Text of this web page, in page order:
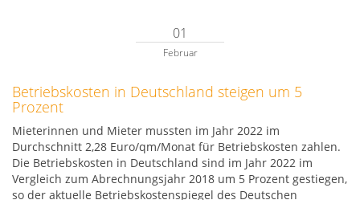
01
Februar
Betriebskosten in Deutschland steigen um 5
Prozent
Mieterinnen und Mieter mussten im Jahr 2022 im
Durchschnitt 2,28 Euro/qm/Monat für Betriebskosten zahlen.
Die Betriebskosten in Deutschland sind im Jahr 2022 im
Vergleich zum Abrechnungsjahr 2018 um 5 Prozent gestiegen,
so der aktuelle Betriebskostenspiegel des Deutschen